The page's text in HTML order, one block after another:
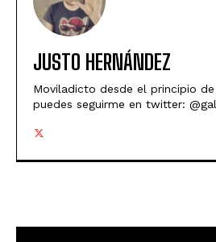
JUSTO HERNÁNDEZ
Moviladicto desde el principio
puedes seguirme en twitter: